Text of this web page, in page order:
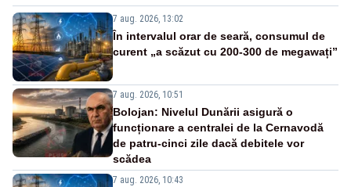
7 aug. 2026, 13:02
În intervalul orar de seară, consumul de
curent „a scăzut cu 200-300 de megawați”
7 aug. 2026, 10:51
Bolojan: Nivelul Dunării asigură o
funcționare a centralei de la Cernavodă
de patru-cinci zile dacă debitele vor
scădea
7 aug. 2026, 10:43